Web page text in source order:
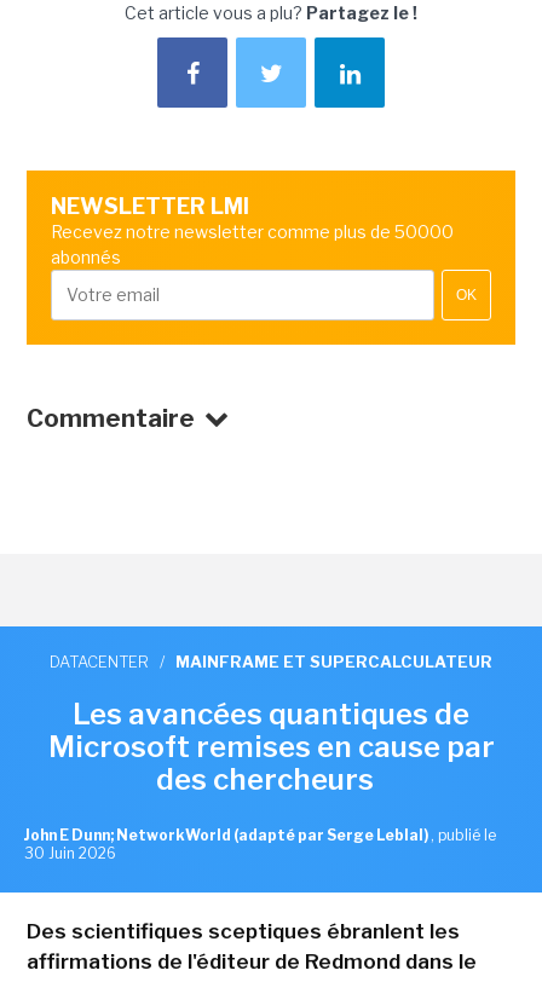
Cet article vous a plu? Partagez le !
NEWSLETTER LMI
Recevez notre newsletter comme plus de 50000
abonnés
OK
Commentaire
DATACENTER / MAINFRAME ET SUPERCALCULATEUR
Les avancées quantiques de
Microsoft remises en cause par
des chercheurs
John E Dunn; NetworkWorld (adapté par Serge Leblal) , publié le
30 Juin 2026
Des scientifiques sceptiques ébranlent les
affirmations de l'éditeur de Redmond dans le